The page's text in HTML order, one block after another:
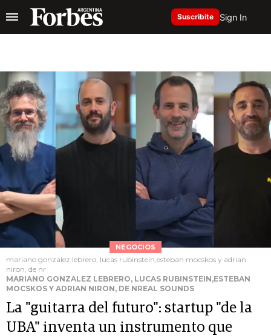
Suscribite Sign In
NEGOCIOS
mariano gonzalez lebrero, lucas rubinstein,esteban mocskos y adrian
niron, de nr
MARIANO GONZALEZ LEBRERO, LUCAS RUBINSTEIN,ESTEBAN
MOCSKOS Y ADRIAN NIRON, DE NREAL SOUNDS
La "guitarra del futuro": startup "de la
UBA" inventa un instrumento que